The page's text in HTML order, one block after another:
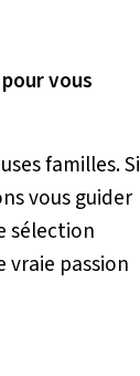
vous
familles. Si
vous guider
sélection
passion